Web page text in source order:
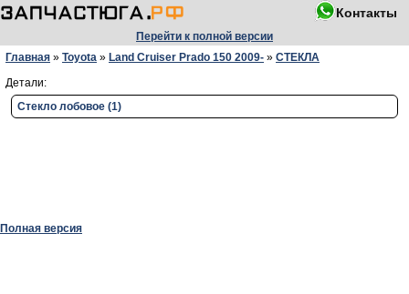
Контакты
Перейти к полной версии
Главная » Toyota » Land Cruiser Prado 150 2009- » СТЕКЛА
Детали:
Стекло лобовое (1)
Полная версия